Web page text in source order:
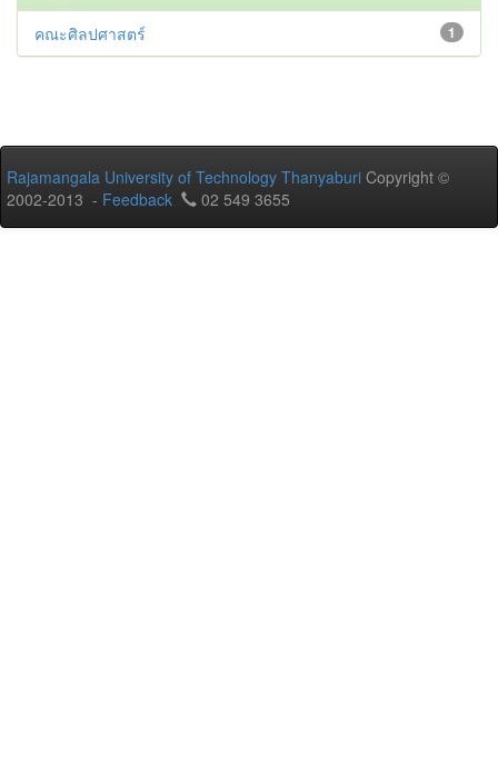
1
คณะศิลปศาสตร์
Rajamangala University of Technology Thanyaburi Copyright ©
2002-2013 - Feedback 02 549 3655